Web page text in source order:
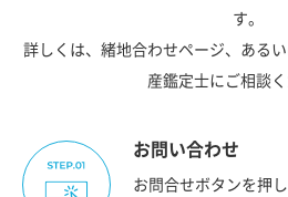
す。
詳しくは、緒地合わせページ、ある
産鑑定士にご相談く
お問い合わせ
お問合せボタンを押